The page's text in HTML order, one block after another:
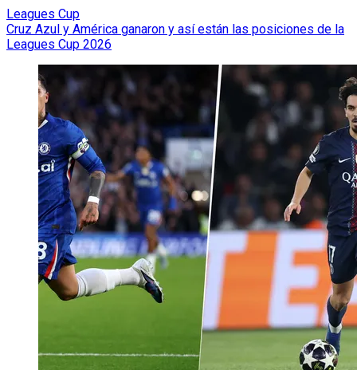
Leagues Cup
Cruz Azul y América ganaron y así están las posiciones de la
Leagues Cup 2026